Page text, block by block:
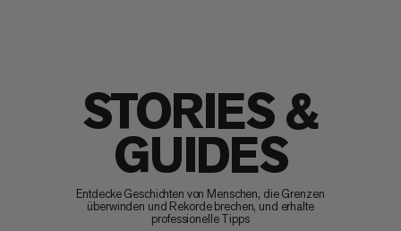
STORIES &
GUIDES
Entdecke Geschichten von Menschen, die Grenzen
überwinden und Rekorde brechen, und erhalte
professionelle Tipps